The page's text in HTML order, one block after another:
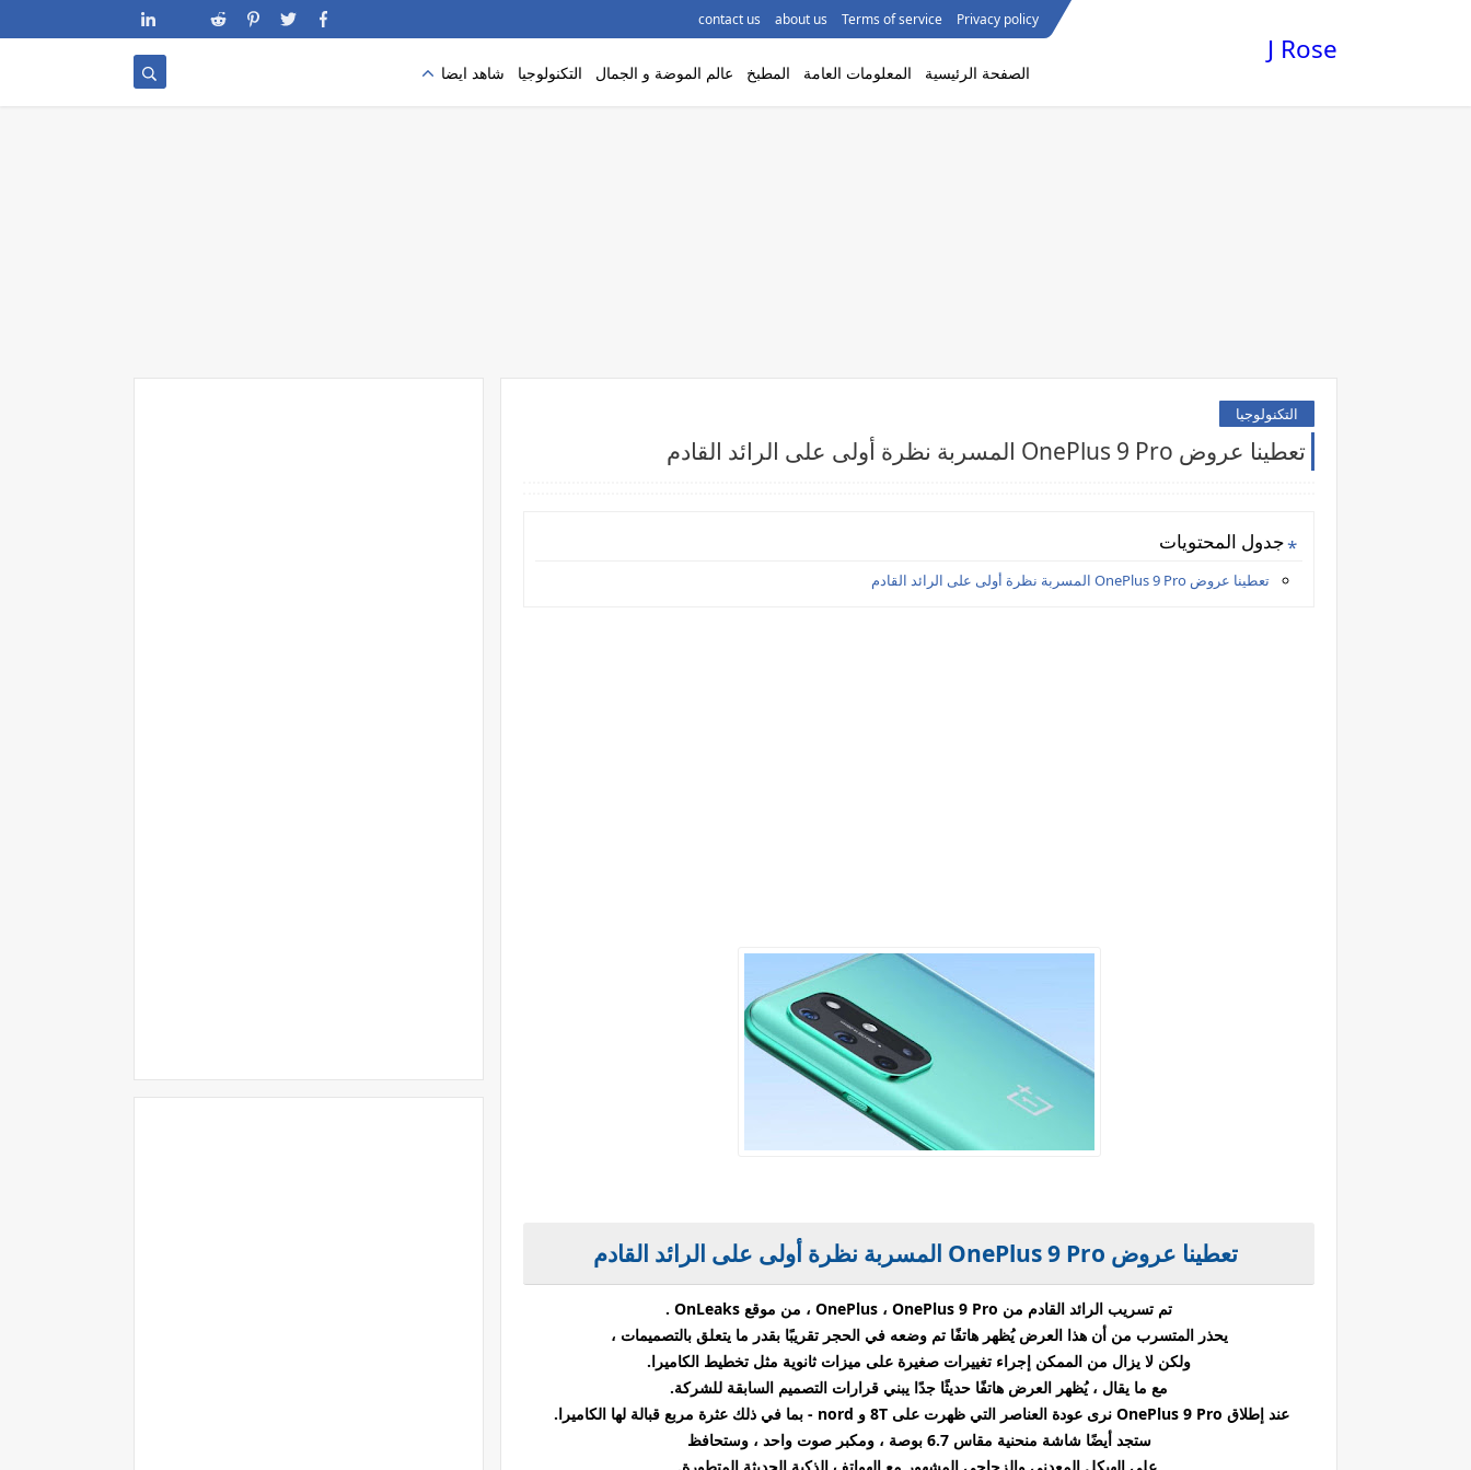
Privacy policy
Terms of service
about us
contact us
J Rose
الصفحة الرئيسية المعلومات العامة المطبخ عالم الموضة و الجمال التكنولوجيا شاهد ايضا
التكنولوجيا
تعطينا عروض OnePlus 9 Pro المسربة نظرة أولى على الرائد القادم
جدول المحتويات
تعطينا عروض OnePlus 9 Pro المسربة نظرة أولى على الرائد القادم
تعطينا عروض OnePlus 9 Pro المسربة نظرة أولى على الرائد القادم
تم تسريب الرائد القادم من OnePlus ، OnePlus 9 Pro ، من موقع OnLeaks .
يحذر المتسرب من أن هذا العرض يُظهر هاتفًا تم وضعه في الحجر تقريبًا بقدر ما يتعلق بالتصميمات ،
ولكن لا يزال من الممكن إجراء تغييرات صغيرة على ميزات ثانوية مثل تخطيط الكاميرا.
مع ما يقال ، يُظهر العرض هاتفًا حديثًا جدًا يبني قرارات التصميم السابقة للشركة.
عند إطلاق OnePlus 9 Pro نرى عودة العناصر التي ظهرت على 8T و nord - بما في ذلك عثرة مربع قبالة لها الكاميرا.
ستجد أيضًا شاشة منحنية مقاس 6.7 بوصة ، ومكبر صوت واحد ، وستحافظ